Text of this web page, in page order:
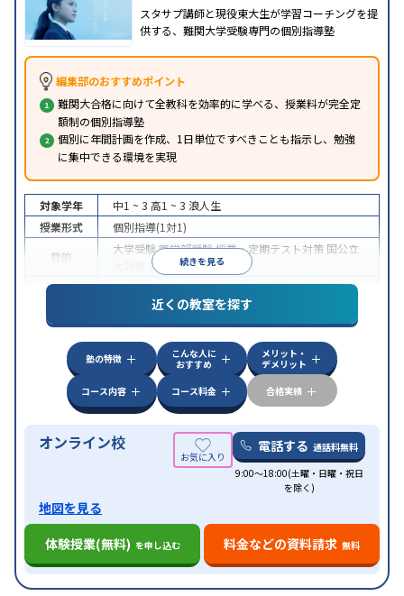
スタサプ講師と現役東大生が学習コーチングを提
供する、難関大学受験専門の個別指導塾
編集部のおすすめポイント
難関大合格に向けて全教科を効率的に学べる、授業料が完全定
額制の個別指導塾
個別に年間計画を作成、1日単位ですべきことも指示し、勉強
に集中できる環境を実現
続きを見る
対象学年 中1 ~ 3 高1 ~ 3 浪人生
授業形式
個別指導(1対1)
目的
大学受験医学部受験授業・定期テスト対策 国公立
英検(英語検定)対策
中高一貫校生に対応授業の振替可能オンライン対
自習室あり
近くの教室を探す
塾の特徴
こんな人に
おすすめ
メリット・
デメリット
コース内容
コース料金 合格実績
オンライン校 電話する 通話料無料
9:00～18:00(土曜・日曜・祝日
を除く)
地図を見る
体験授業(無料) を申し込む 料金などの資料請求 無料